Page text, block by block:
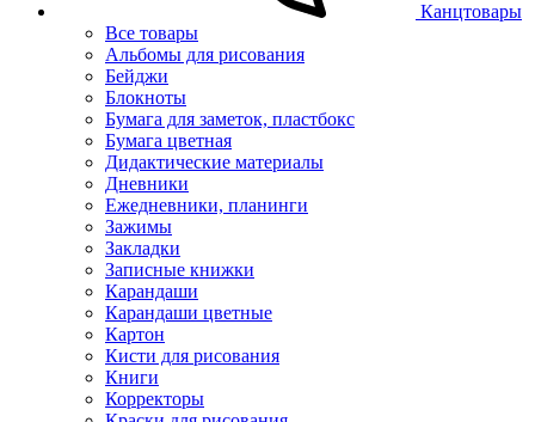
Канцтовары
Все товары
Альбомы для рисования
Бейджи
Блокноты
Бумага для заметок, пластбокс
Бумага цветная
Дидактические материалы
Дневники
Ежедневники, планинги
Зажимы
Закладки
Записные книжки
Карандаши
Карандаши цветные
Картон
Кисти для рисования
Книги
Корректоры